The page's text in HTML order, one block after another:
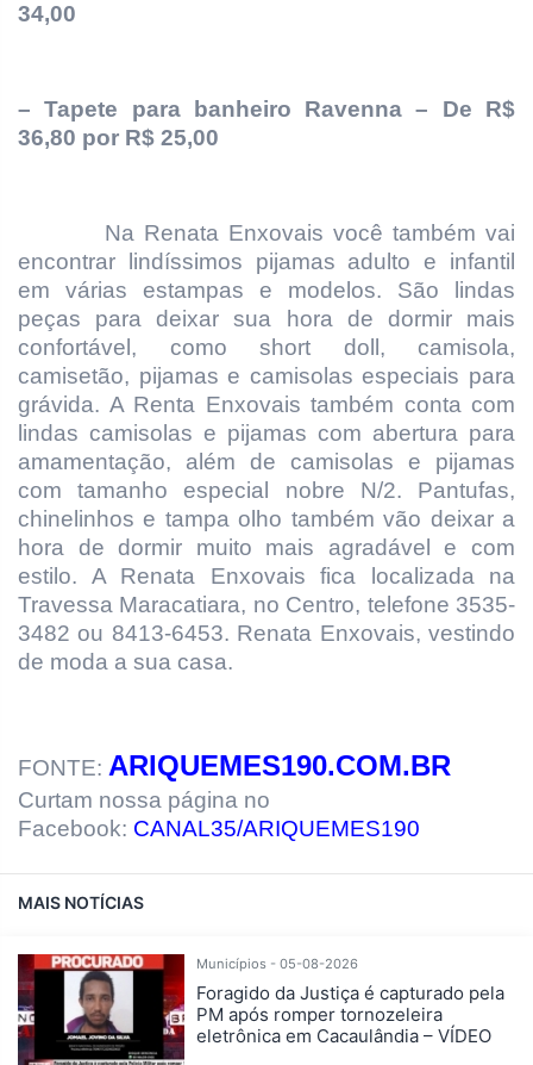
34,00
–Tapete para banheiro Ravenna – De R$
36,80 por R$ 25,00
Na Renata Enxovais você também vai
encontrar
lindíssimos pijamas adulto e infantil
em várias estampas e modelos. São lindas
peças para deixar sua hora de dormir mais
confortável, como short doll, camisola,
camisetão, pijamas e camisolas especiais para
grávida. A Renta Enxovais também conta com
lindas camisolas e pijamas com abertura para
amamentação, além de camisolas e pijamas
com tamanho especial nobre N/2. Pantufas,
chinelinhos e tampa olho também vão deixar a
hora de dormir muito mais agradável e com
estilo. A Renata Enxovais fica
localizada na
Travessa Maracatiara, no Centro, telefone 3535-
3482 ou 8413-6453. Renata Enxovais, vestindo
de moda a sua casa.
FONTE: ARIQUEMES190.COM.BR
Curtam nossa página no
Facebook: CANAL35/ARIQUEMES190
MAIS NOTÍCIAS
Municípios - 05-08-2026
Foragido da Justiça é capturado pela
PM após romper tornozeleira
eletrônica em Cacaulândia – VÍDEO